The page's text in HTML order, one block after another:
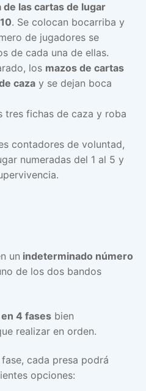
de las cartas de lugar
. Se colocan bocarriba y
de jugadores se
de cada una de ellas.
los mazos de cartas
caza y se dejan boca
tres fichas de caza y roba
contadores de voluntad,
numeradas del 1 al 5 y
un indeterminado número
de los dos bandos
4 fases bien
realizar en orden.
cada presa podrá
opciones: